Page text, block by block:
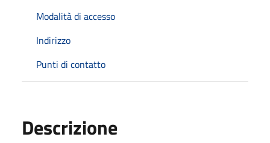
Modalità di accesso
Indirizzo
Punti di contatto
Descrizione